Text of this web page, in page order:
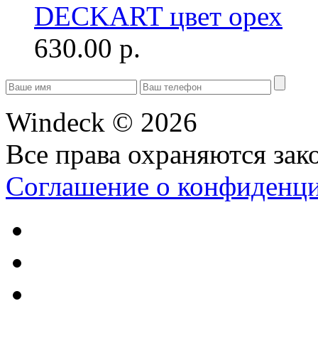
DECKART цвет орех
630.00 р.
Windeck © 2026
Все права охраняются
Соглашение о